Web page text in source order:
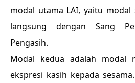
modal utama LAI, yaitu
langsung dengan Sang
Pengasih.
Modal kedua adalah modal
ekspresi kasih kepada